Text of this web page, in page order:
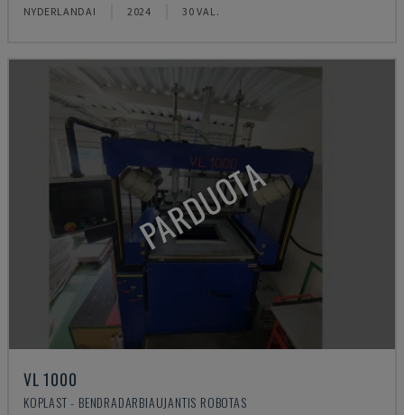
NYDERLANDAI 2024 30 VAL.
PARDUOTA
VL 1000
KOPLAST - BENDRADARBIAUJANTIS ROBOTAS